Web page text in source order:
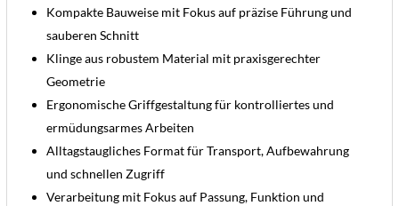
Kompakte Bauweise mit Fokus auf präzise Führung und
sauberen Schnitt
Klinge aus robustem Material mit praxisgerechter
Geometrie
Ergonomische Griffgestaltung für kontrolliertes und
ermüdungsarmes Arbeiten
Alltagstaugliches Format für Transport, Aufbewahrung
und schnellen Zugriff
Verarbeitung mit Fokus auf Passung, Funktion und